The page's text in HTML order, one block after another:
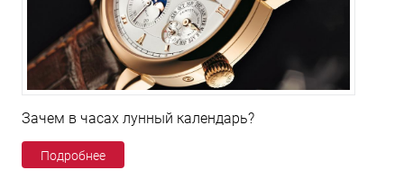
Зачем в часах лунный календарь?
Подробнее